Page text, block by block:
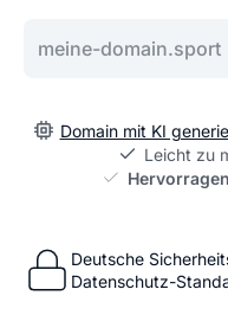
Domain mit KI
Leicht zu
Deutsche
Datenschutz-